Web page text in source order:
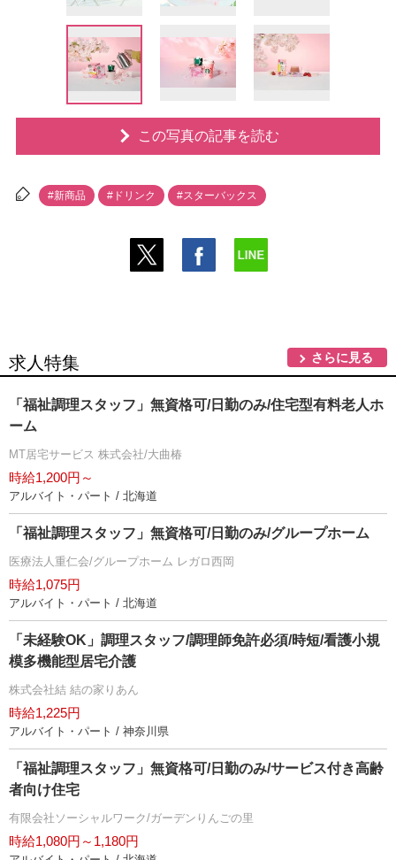
この写真の記事を読む
#新商品 #ドリンク #スターバックス
求人特集 さらに見る
「福祉調理スタッフ」無資格可/日勤のみ/住宅型有料老人ホ
ーム
MT居宅サービス 株式会社/大曲椿
時給1,200円～
アルバイト・パート / 北海道
「福祉調理スタッフ」無資格可/日勤のみ/グループホーム
医療法人重仁会/グループホーム レガロ西岡
時給1,075円
アルバイト・パート / 北海道
「未経験OK」調理スタッフ/調理師免許必須/時短/看護小規
模多機能型居宅介護
株式会社結 結の家りあん
時給1,225円
アルバイト・パート / 神奈川県
「福祉調理スタッフ」無資格可/日勤のみ/サービス付き高齢
者向け住宅
有限会社ソーシャルワーク/ガーデンりんごの里
時給1,080円～1,180円